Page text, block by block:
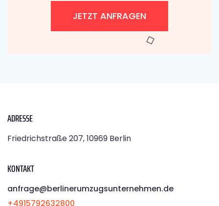
JETZT ANFRAGEN
ADRESSE
Friedrichstraße 207, 10969 Berlin
KONTAKT
anfrage@berlinerumzugsunternehmen.de
+4915792632800